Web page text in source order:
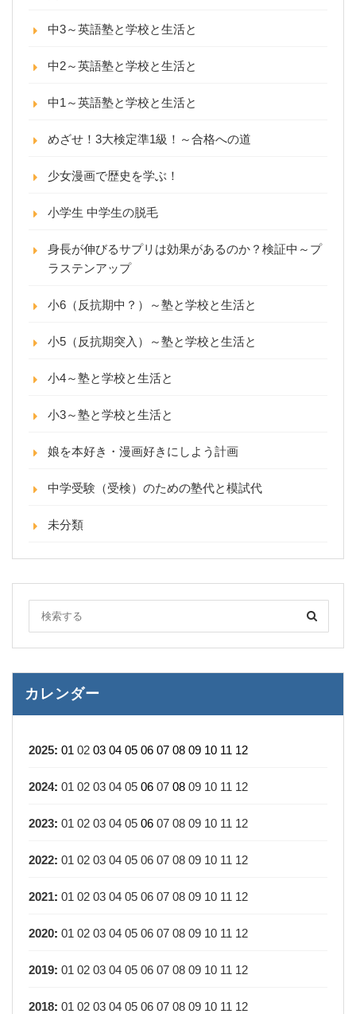
中3～英語塾と学校と生活と
中2～英語塾と学校と生活と
中1～英語塾と学校と生活と
めざせ！3大検定準1級！～合格への道
少女漫画で歴史を学ぶ！
小学生 中学生の脱毛
身長が伸びるサプリは効果があるのか？検証中～プ
ラステンアップ
小6（反抗期中？）～塾と学校と生活と
小5（反抗期突入）～塾と学校と生活と
小4～塾と学校と生活と
小3～塾と学校と生活と
娘を本好き・漫画好きにしよう計画
中学受験（受検）のための塾代と模試代
未分類
カレンダー
2025: 01 02 03 04 05 06 07 08 09 10 11 12
2024: 01 02 03 04 05 06 07 08 09 10 11 12
2023: 01 02 03 04 05 06 07 08 09 10 11 12
2022: 01 02 03 04 05 06 07 08 09 10 11 12
2021: 01 02 03 04 05 06 07 08 09 10 11 12
2020: 01 02 03 04 05 06 07 08 09 10 11 12
2019: 01 02 03 04 05 06 07 08 09 10 11 12
2018: 01 02 03 04 05 06 07 08 09 10 11 12